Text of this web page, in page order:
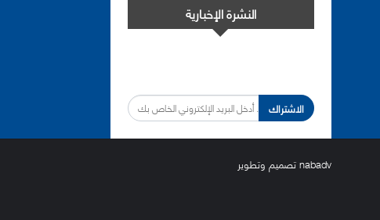
النشرة الإخبارية
الاشتراك
nabadv